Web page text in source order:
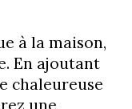
à la maison,
En ajoutant
chaleureuse
une